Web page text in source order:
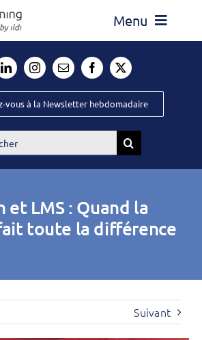
Menu
vous à la Newsletter hebdomadaire
et LMS : Quand la
toute la différence
Suivant